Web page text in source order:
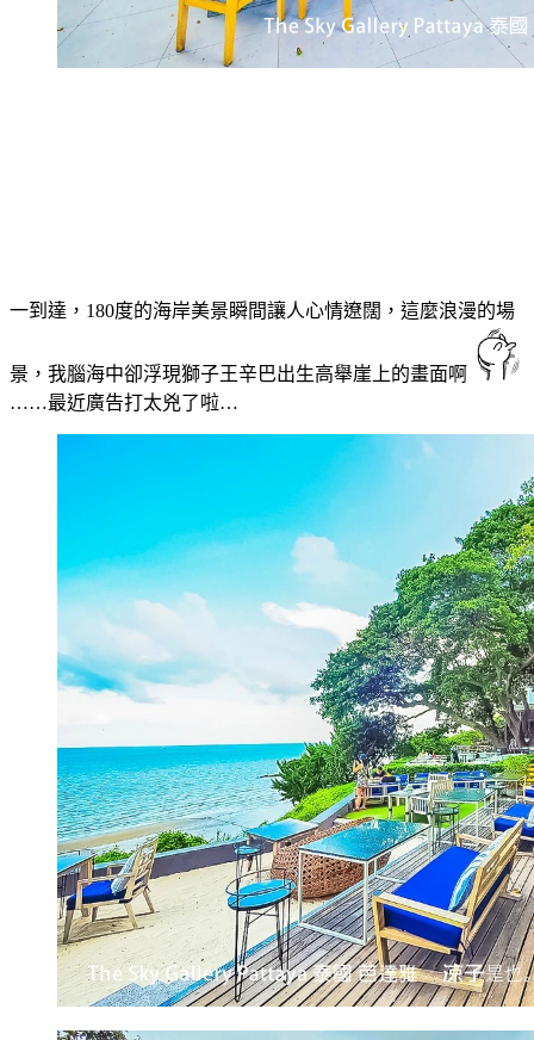
一到達，180度的海岸美景瞬間讓人心情遼闊，這麼浪漫的場
景，我腦海中卻浮現獅子王辛巴出生高舉崖上的畫面啊
……最近廣告打太兇了啦…